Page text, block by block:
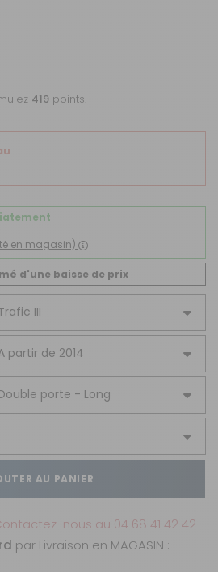
419 points.
en magasin)
d'une baisse de prix
AU PANIER
nous au 04 68 41 42 42
par Livraison en MAGASIN :